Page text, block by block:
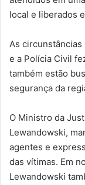
local e liberados
As
e a Polícia Civil
também estão
segurança da
O Ministro da
Lewandowski,
agentes e
das vítimas. Em
Lewandowski